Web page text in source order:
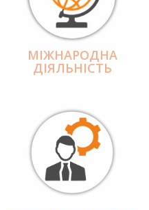
МІЖНАРОДНА
ДІЯЛЬНІCТЬ